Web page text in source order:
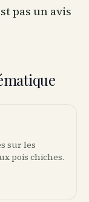
pas un avis
sur les
pois chiches.